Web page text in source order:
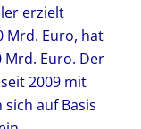
erzielt
Mrd. Euro, hat
Euro. Der
2009 mit
auf Basis